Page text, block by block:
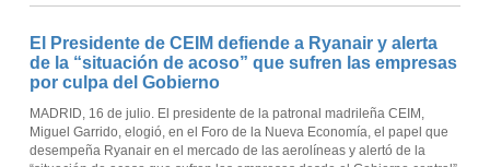
El Presidente de CEIM defiende a Ryanair y alerta
de la “situación de acoso” que sufren las empresas
por culpa del Gobierno
MADRID, 16 de julio. El presidente de la patronal madrileña CEIM,
Miguel Garrido, elogió, en el Foro de la Nueva Economía, el papel que
desempeña Ryanair en el mercado de las aerolíneas y alertó de la